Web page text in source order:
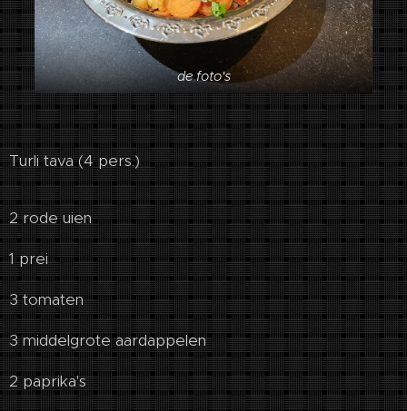
de foto's
Turli tava (4 pers.)
2 rode uien
1 prei
3 tomaten
3 middelgrote aardappelen
2 paprika's